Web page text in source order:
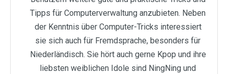
Tipps für Computerverwaltung anzubieten. Neben
der Kenntnis über Computer-Tricks interessiert
sie sich auch für Fremdsprache, besonders für
Niederländisch. Sie hört auch gerne Kpop und ihre
liebsten weiblichen Idole sind NingNing und